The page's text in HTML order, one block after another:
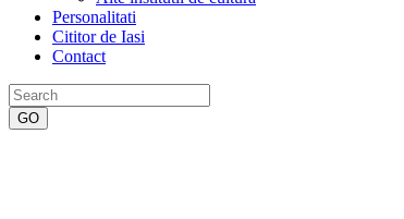
Personalitati
Cititor de Iasi
Contact